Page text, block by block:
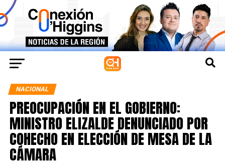
NACIONAL
PREOCUPACIÓN EN EL GOBIERNO:
MINISTRO ELIZALDE DENUNCIADO POR
COHECHO EN ELECCIÓN DE MESA DE LA
CÁMARA